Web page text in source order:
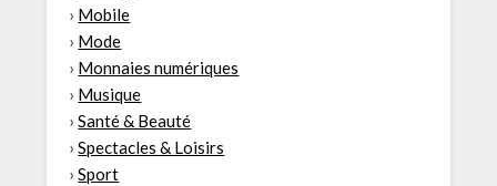
› Mobile
› Mode
› Monnaies numériques
› Musique
›Santé & Beauté
›Spectacles & Loisirs
›Sport